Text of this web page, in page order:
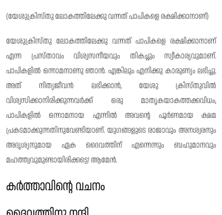
(യേശുക്രിസ്തു ലോകത്തിലേക്കു വന്നത് പാപികളെ രക്ഷിക്കാനാണ്)
യേശുക്രിസ്തു ലോകത്തിലേക്കു വന്നത് പാപികളെ രക്ഷിക്കാനാണ്
എന്ന പ്രസ്‌താവം വിശ്വസനീയവും തികച്ചും സ്വീകാര്യവുമാണ്.
പാപികളിൽ ഒന്നാമനാണു ഞാൻ. എങ്കിലും എനിക്കു കാരുണ്യം ലഭിച്ചു.
അത് നിത്യജീവൻ ലഭിക്കാൻ, യേശു ക്രിസ്തു‌വിൽ
വിശ്വസിക്കാനിരിക്കുന്നവർക്ക് ഒരു മാതൃകയാകത്തക്കവിധം,
പാപികളിൽ ഒന്നാമനായ എന്നിൽ അവന്റെ പൂർണമായ ക്ഷമ
പ്രകടമാക്കുന്നതിനുവേണ്ടിയാണ്. യുഗങ്ങളുടെ രാജാവും അനശ്വരനും
അദൃശ്യനുമായ ഏക ദൈവത്തിന് എന്നെന്നും ബഹുമാനവും
മഹത്ത്വവുമുണ്ടായിരിക്കട്ടെ! ആമേൻ.
കർത്താവിൻ്റെ വചനം